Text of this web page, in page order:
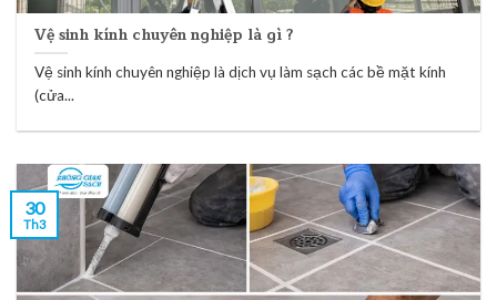
Vệ sinh kính chuyên nghiệp là gì ?
Vệ sinh kính chuyên nghiệp là dịch vụ làm sạch các bề mặt kính
(cửa...
30
Th3